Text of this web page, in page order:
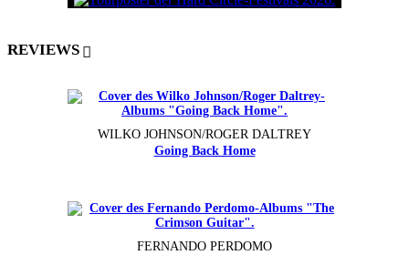
REVIEWS
WILKO JOHNSON/ROGER DALTREY
Going Back Home
FERNANDO PERDOMO